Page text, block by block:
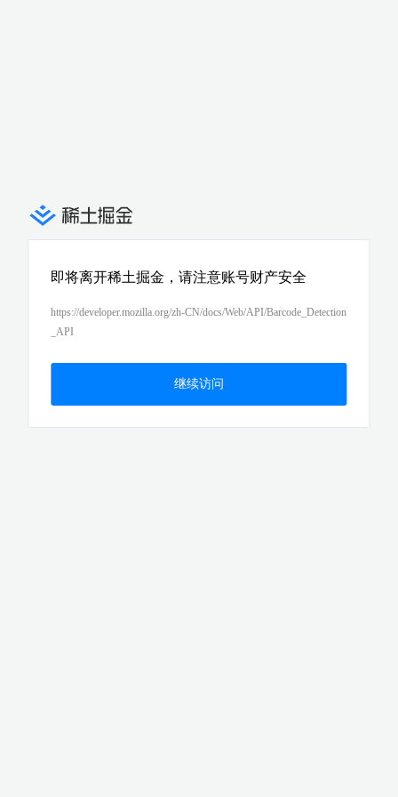
即将离开稀土掘金，请注意账号财产安全
https://developer.mozilla.org/zh-CN/docs/Web/API/Barcode_Detection
_API
继续访问